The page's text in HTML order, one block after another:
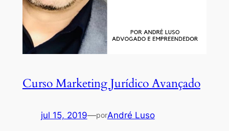
Curso Marketing Jurídico Avançado
jul 15, 2019—porAndré Luso